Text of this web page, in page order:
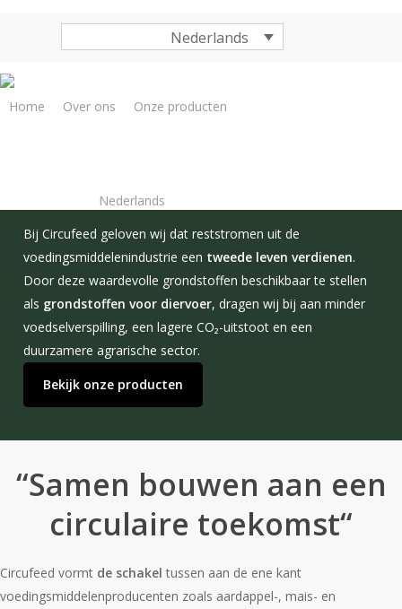
Nederlands
Home Over ons Onze producten
Nederlands
Elke oogst een
tweede leven
Bij Circufeed geloven wij dat reststromen uit de
voedingsmiddelenindustrie een tweede leven verdienen.
Door deze waardevolle grondstoffen beschikbaar te stellen
als grondstoffen voor diervoer, dragen wij bij aan minder
voedselverspilling, een lagere CO₂-uitstoot en een
duurzamere agrarische sector.
Bekijk onze producten
“Samen bouwen aan een
circulaire toekomst“
Circufeed vormt de schakel tussen aan de ene kant
voedingsmiddelenproducenten zoals aardappel-, mais- en